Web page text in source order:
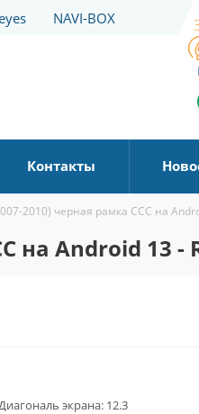
NAVI-BOX
Контакты
2010) черная рамка CCC на
на Android 13 -
экрана: 12.3